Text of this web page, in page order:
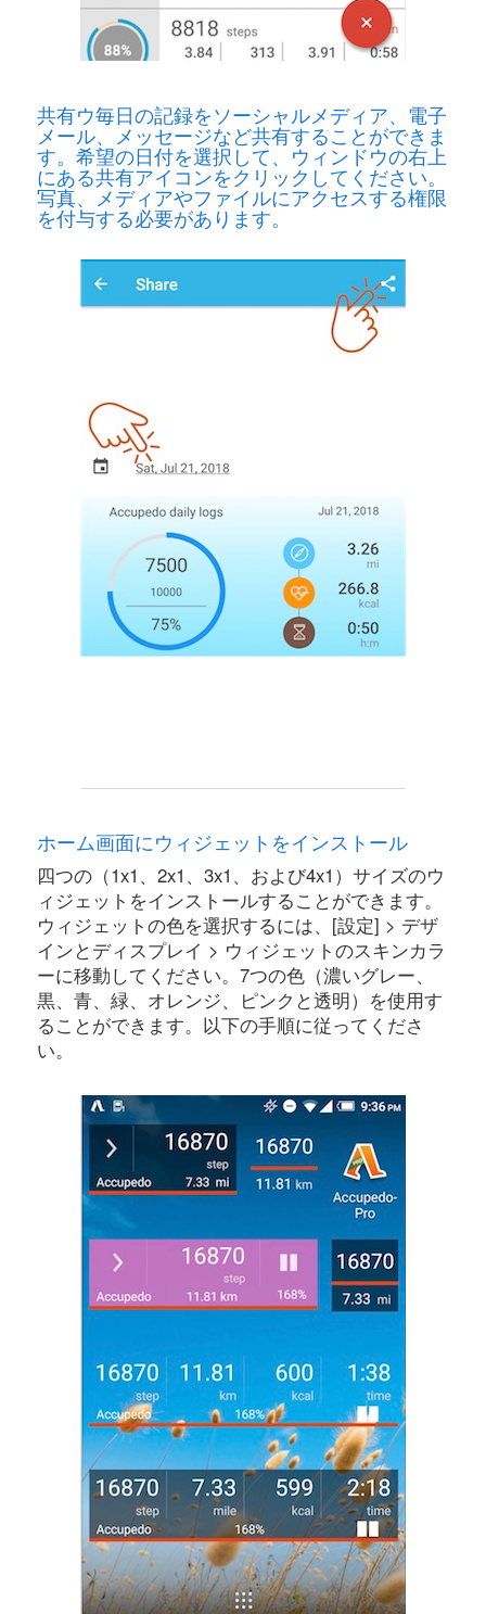
共有ウ毎日の記録をソーシャルメディア、電子
メール、メッセージなど共有することができま
す。希望の日付を選択して、ウィンドウの右上
にある共有アイコンをクリックしてください。
写真、メディアやファイルにアクセスする権限
を付与する必要があります。
ホーム画面にウィジェットをインストール
四つの（1x1、2x1、3x1、および4x1）サイズのウ
ィジェットをインストールすることができます。
ウィジェットの色を選択するには、[設定] > デザ
インとディスプレイ > ウィジェットのスキンカラ
ーに移動してください。7つの色（濃いグレー、
黒、青、緑、オレンジ、ピンクと透明）を使用す
ることができます。以下の手順に従ってくださ
い。